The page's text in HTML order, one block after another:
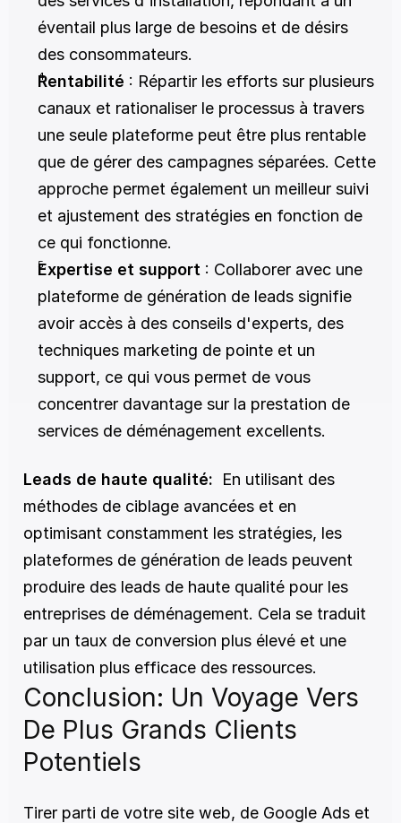
éventail plus large de besoins et de désirs
des consommateurs.
Rentabilité : Répartir les efforts sur plusieurs
canaux et rationaliser le processus à travers
une seule plateforme peut être plus rentable
que de gérer des campagnes séparées. Cette
approche permet également un meilleur suivi
et ajustement des stratégies en fonction de
ce qui fonctionne.
Expertise et support : Collaborer avec une
plateforme de génération de leads signifie
avoir accès à des conseils d'experts, des
techniques marketing de pointe et un
support, ce qui vous permet de vous
concentrer davantage sur la prestation de
services de déménagement excellents.
Leads de haute qualité: En utilisant des
méthodes de ciblage avancées et en
optimisant constamment les stratégies, les
plateformes de génération de leads peuvent
produire des leads de haute qualité pour les
entreprises de déménagement. Cela se traduit
par un taux de conversion plus élevé et une
utilisation plus efficace des ressources.
Conclusion: Un Voyage Vers
De Plus Grands Clients
Potentiels
Tirer parti de votre site web, de Google Ads et